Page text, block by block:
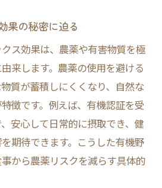
果の秘密に迫る
ス効果は、農薬や有害物質を極
来します。農薬の使用を避ける
質が蓄積しにくくなり、自然な
徴です。例えば、有機認証を受
安心して日常的に摂取でき、健
期待できます。こうした有機野
から農薬リスクを減らす具体的